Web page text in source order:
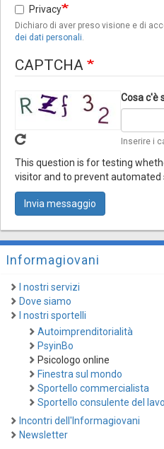
Privacy
Dichiaro di aver preso visione e di
dei dati personali.
CAPTCHA
Cosa c'è
Inserire i
This question is for testing
visitor and to prevent automated
Invia messaggio
Informagiovani
I nostri servizi
Dove siamo
I nostri sportelli
Autoimprenditorialità
PsyinBo
Psicologo online
Finestra sul mondo
Sportello commercialista
Sportello consulente del
Incontri dell'Informagiovani
Newsletter